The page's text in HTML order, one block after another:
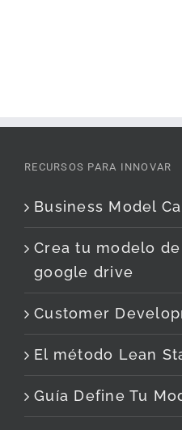
RECURSOS PARA INNOVAR
Business Model
Crea tu modelo
google drive
Customer
El método Lean
Guía Define Tu